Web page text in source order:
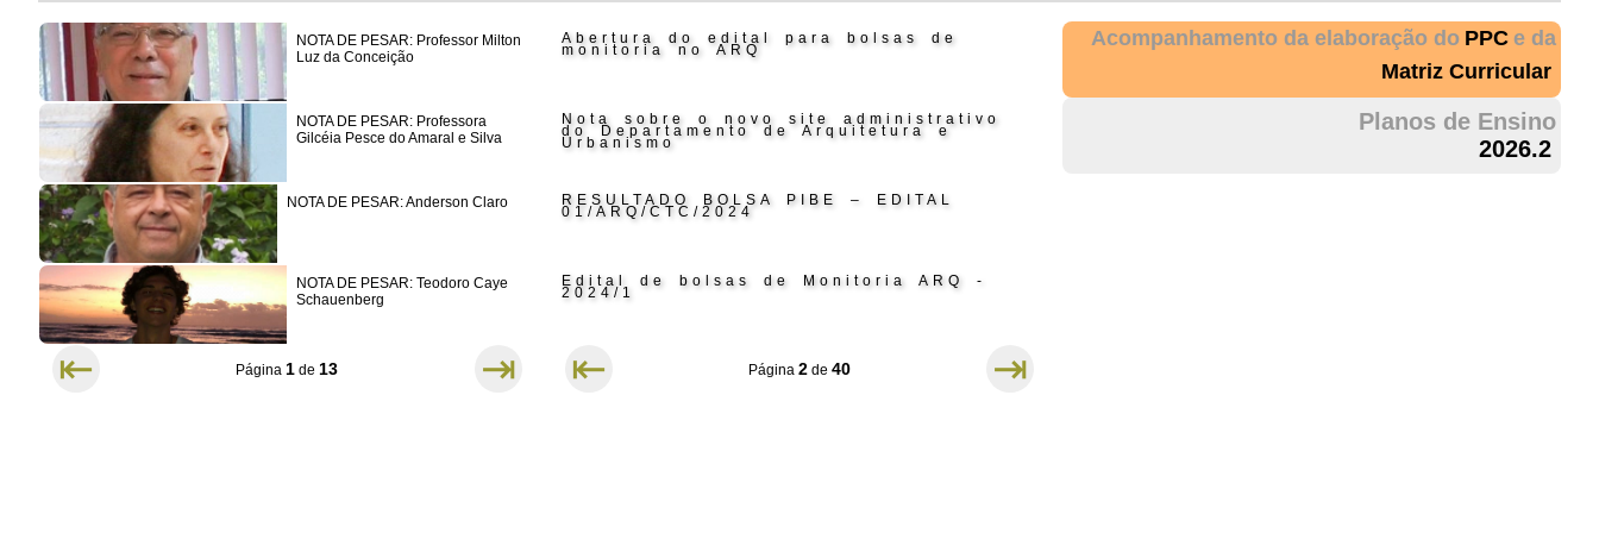
NOTA DE PESAR: Professor Milton
Luz da Conceição
NOTA DE PESAR: Professora
Gilcéia Pesce do Amaral e Silva
NOTA DE PESAR: Anderson Claro
NOTA DE PESAR: Teodoro Caye
Schauenberg
⇤ Página1 de13 ⇥
Abertura do edital para bolsas de
monitoria no ARQ
Nota sobre o novo site administrativo
do Departamento de Arquitetura e
Urbanismo
RESULTADO BOLSA PIBE – EDITAL
01/ARQ/CTC/2024
Edital de bolsas de Monitoria ARQ -
2024/1
⇤ Página 2de 40 ⇥
Acompanhamento da elaboração do PPC e da
Matriz Curricular
Planos de Ensino
2026.2